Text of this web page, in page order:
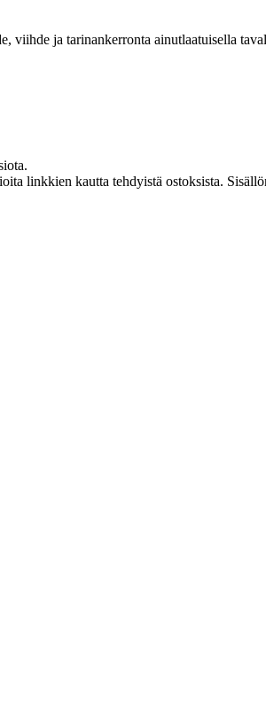
viihde ja tarinankerronta ainutlaatuisella
linkkien kautta tehdyistä ostoksista.